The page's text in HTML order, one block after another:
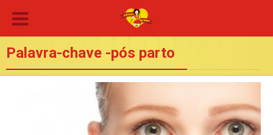
Palavra-chave -pós parto